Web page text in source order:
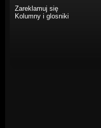
Zareklamuj się
Kolumny i glosniki